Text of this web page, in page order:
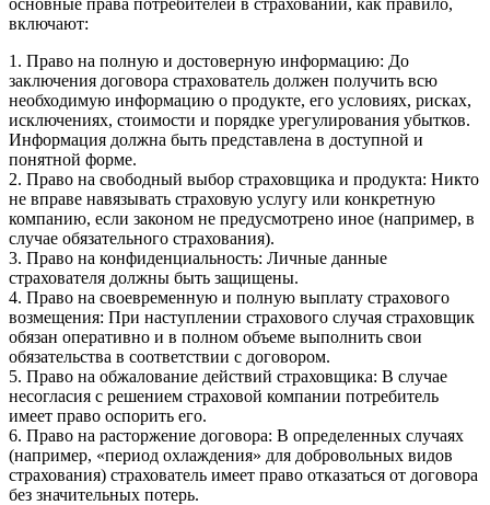
основные права потребителей в страховании, как правило,
включают:
1. Право на полную и достоверную информацию: До
заключения договора страхователь должен получить всю
необходимую информацию о продукте, его условиях, рисках,
исключениях, стоимости и порядке урегулирования убытков.
Информация должна быть представлена в доступной и
понятной форме.
2. Право на свободный выбор страховщика и продукта: Никто
не вправе навязывать страховую услугу или конкретную
компанию, если законом не предусмотрено иное (например, в
случае обязательного страхования).
3. Право на конфиденциальность: Личные данные
страхователя должны быть защищены.
4. Право на своевременную и полную выплату страхового
возмещения: При наступлении страхового случая страховщик
обязан оперативно и в полном объеме выполнить свои
обязательства в соответствии с договором.
5. Право на обжалование действий страховщика: В случае
несогласия с решением страховой компании потребитель
имеет право оспорить его.
6. Право на расторжение договора: В определенных случаях
(например, «период охлаждения» для добровольных видов
страхования) страхователь имеет право отказаться от договора
без значительных потерь.